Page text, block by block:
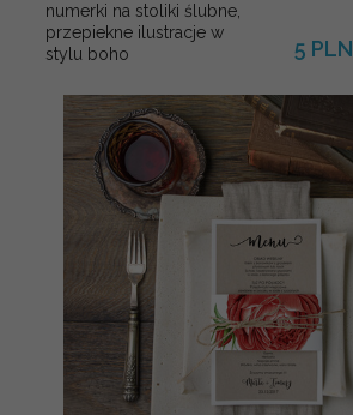
numerki na stoliki ślubne,
przepiekne ilustracje w
stylu boho
5 PLN